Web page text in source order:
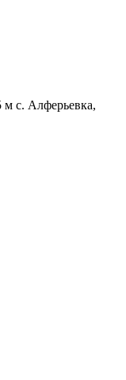
м с. Алферьевка,